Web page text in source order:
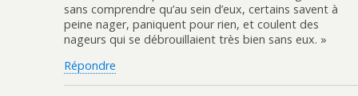
sans comprendre qu’au sein d’eux, certains savent à
peine nager, paniquent pour rien, et coulent des
nageurs qui se débrouillaient très bien sans eux. »
Répondre